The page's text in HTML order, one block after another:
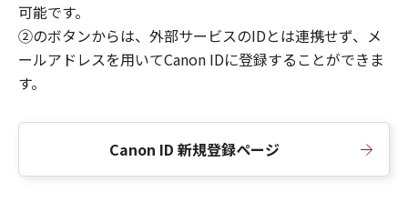
可能です。
②のボタンからは、外部サービスのIDとは連携せず、メ
ールアドレスを用いてCanon IDに登録することができま
す。
Canon ID 新規登録ページ